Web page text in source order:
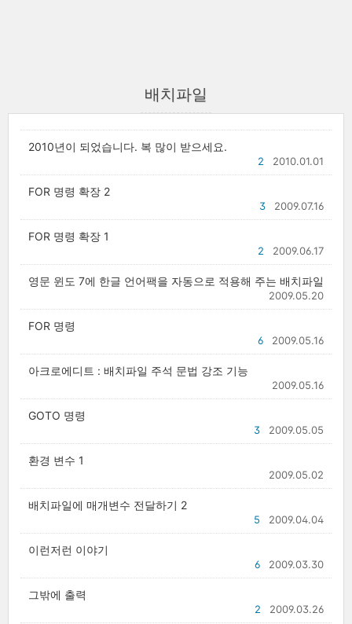
배치파일
2010년이 되었습니다. 복 많이 받으세요.
2010.01.01
2
FOR 명령 확장 2
2009.07.16
3
FOR 명령 확장 1
2009.06.17
2
영문 윈도 7에 한글 언어팩을 자동으로 적용해 주는 배치파일
2009.05.20
FOR 명령
2009.05.16
6
아크로에디트 : 배치파일 주석 문법 강조 기능
2009.05.16
GOTO 명령
2009.05.05
3
환경 변수 1
2009.05.02
배치파일에 매개변수 전달하기 2
2009.04.04
5
이런저런 이야기
2009.03.30
6
그밖에 출력
2009.03.26
2